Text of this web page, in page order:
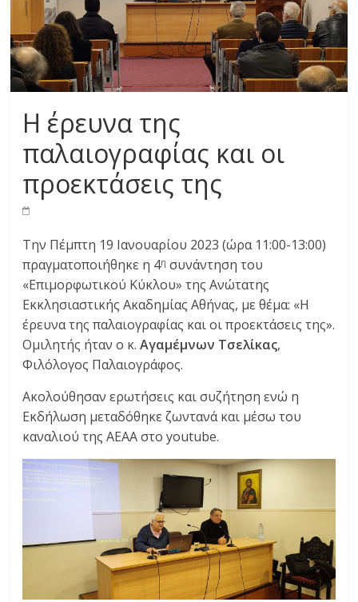
Αθηνών
Η έρευνα της
παλαιογραφίας και οι
προεκτάσεις της
Την Πέμπτη 19 Ιανουαρίου 2023 (ώρα 11:00-13:00)
πραγματοποιήθηκε η 4η συνάντηση του
«Επιμορφωτικού Κύκλου» της Ανώτατης
Εκκλησιαστικής Ακαδημίας Αθήνας, με θέμα: «Η
έρευνα της παλαιογραφίας και οι προεκτάσεις της».
Ομιλητής ήταν ο κ.Αγαμέμνων Τσελίκας,
Φιλόλογος Παλαιογράφος.
Ακολούθησαν ερωτήσεις και συζήτηση ενώ η
Εκδήλωση μεταδόθηκε ζωντανά και μέσω του
καναλιού της ΑΕΑΑ στο youtube.